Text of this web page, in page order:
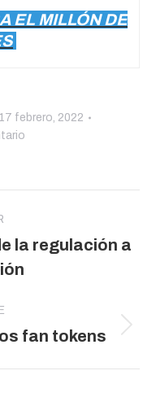
EL MILLÓN DE
17 febrero, 2022
la regulación a
fan tokens